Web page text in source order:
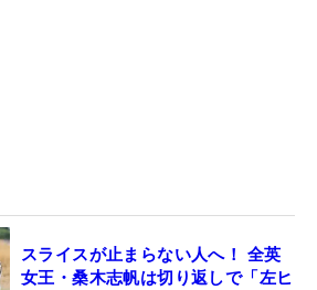
スライスが止まらない人へ！ 全英
女王・桑木志帆は切り返しで「左ヒ